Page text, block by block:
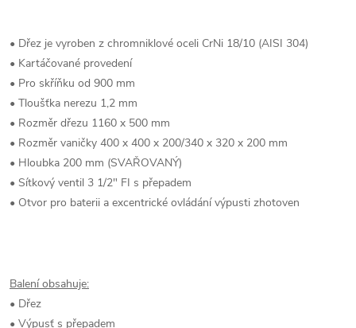
• Dřez je vyroben z chromniklové oceli CrNi 18/10 (AISI 304)
• Kartáčované provedení
• Pro skříňku od 900 mm
• Tloušťka nerezu 1,2 mm
• Rozměr dřezu 1160 x 500 mm
• Rozměr vaničky 400 x 400 x 200/340 x 320 x 200 mm
• Hloubka 200 mm (SVAŘOVANÝ)
• Sítkový ventil 3 1/2" FI s přepadem
• Otvor pro baterii a excentrické ovládání výpusti zhotoven
Balení obsahuje:
• Dřez
• Výpusť s přepadem